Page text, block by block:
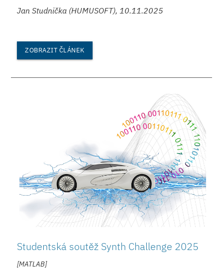
Jan Studnička (HUMUSOFT), 10.11.2025
ZOBRAZIT ČLÁNEK
Studentská soutěž Synth Challenge 2025
[MATLAB]